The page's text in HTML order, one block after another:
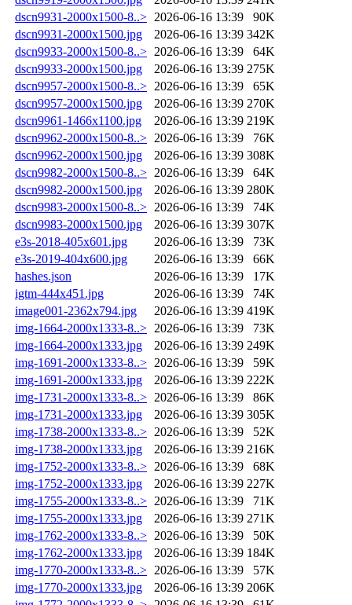
dscn9931-2000x1500-8..> 2026-06-16 13:39
90K
dscn9931-2000x1500.jpg
2026-06-16 13:39 342K
dscn9933-2000x1500-8..> 2026-06-16 13:39
64K
dscn9933-2000x1500.jpg
2026-06-16 13:39 275K
dscn9957-2000x1500-8..> 2026-06-16 13:39
65K
dscn9957-2000x1500.jpg
2026-06-16 13:39 270K
dscn9961-1466x1100.jpg
2026-06-16 13:39 219K
dscn9962-2000x1500-8..> 2026-06-16 13:39
76K
dscn9962-2000x1500.jpg
2026-06-16 13:39 308K
dscn9982-2000x1500-8..> 2026-06-16 13:39
64K
dscn9982-2000x1500.jpg
2026-06-16 13:39 280K
dscn9983-2000x1500-8..> 2026-06-16 13:39
74K
dscn9983-2000x1500.jpg
2026-06-16 13:39 307K
e3s-2018-405x601.jpg
2026-06-16 13:39
73K
e3s-2019-404x600.jpg
2026-06-16 13:39
66K
hashes.json
2026-06-16 13:39
17K
igtm-444x451.jpg
2026-06-16 13:39
74K
image001-2362x794.jpg
2026-06-16 13:39 419K
img-1664-2000x1333-8..> 2026-06-16 13:39
73K
img-1664-2000x1333.jpg
2026-06-16 13:39 249K
img-1691-2000x1333-8..> 2026-06-16 13:39
59K
img-1691-2000x1333.jpg
2026-06-16 13:39 222K
img-1731-2000x1333-8..> 2026-06-16 13:39
86K
img-1731-2000x1333.jpg
2026-06-16 13:39 305K
img-1738-2000x1333-8..> 2026-06-16 13:39
52K
img-1738-2000x1333.jpg
2026-06-16 13:39 216K
img-1752-2000x1333-8..> 2026-06-16 13:39
68K
img-1752-2000x1333.jpg
2026-06-16 13:39 227K
img-1755-2000x1333-8..> 2026-06-16 13:39
71K
img-1755-2000x1333.jpg
2026-06-16 13:39 271K
img-1762-2000x1333-8..> 2026-06-16 13:39
50K
img-1762-2000x1333.jpg
2026-06-16 13:39 184K
img-1770-2000x1333-8..> 2026-06-16 13:39
57K
img-1770-2000x1333.jpg
2026-06-16 13:39 206K